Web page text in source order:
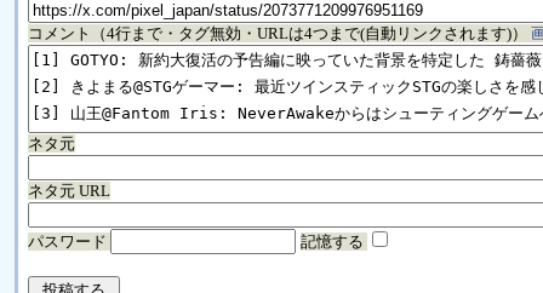
コメント（4行まで・タグ無効・URLは4つまで(自動リンクされます)）
ネタ元
ネタ元 URL
パスワード 記憶する